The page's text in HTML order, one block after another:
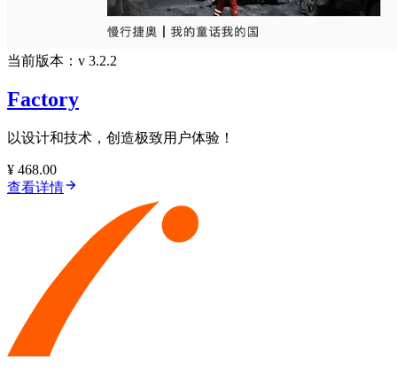
当前版本：v 3.2.2
Factory
以设计和技术，创造极致用户体验！
¥ 468.00
查看详情